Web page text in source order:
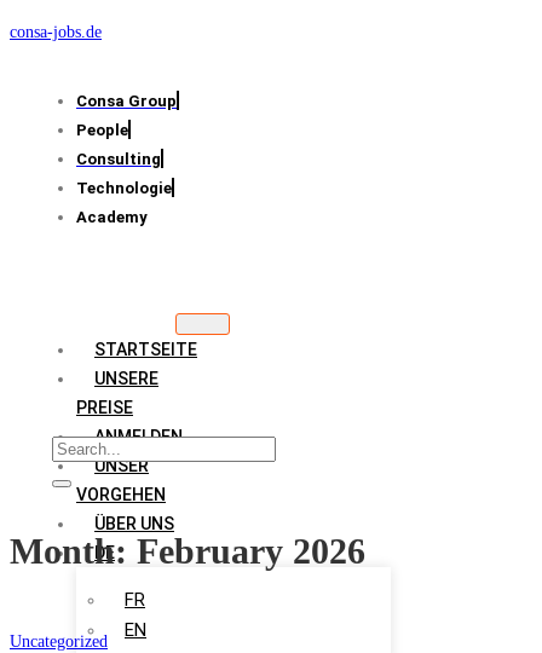
consa-jobs.de
Consa Group
People
Consulting
Technologie
Academy
STARTSEITE
UNSERE
PREISE
ANMELDEN
UNSER
VORGEHEN
ÜBER UNS
DE
FR
EN
Month: February 2026
Uncategorized